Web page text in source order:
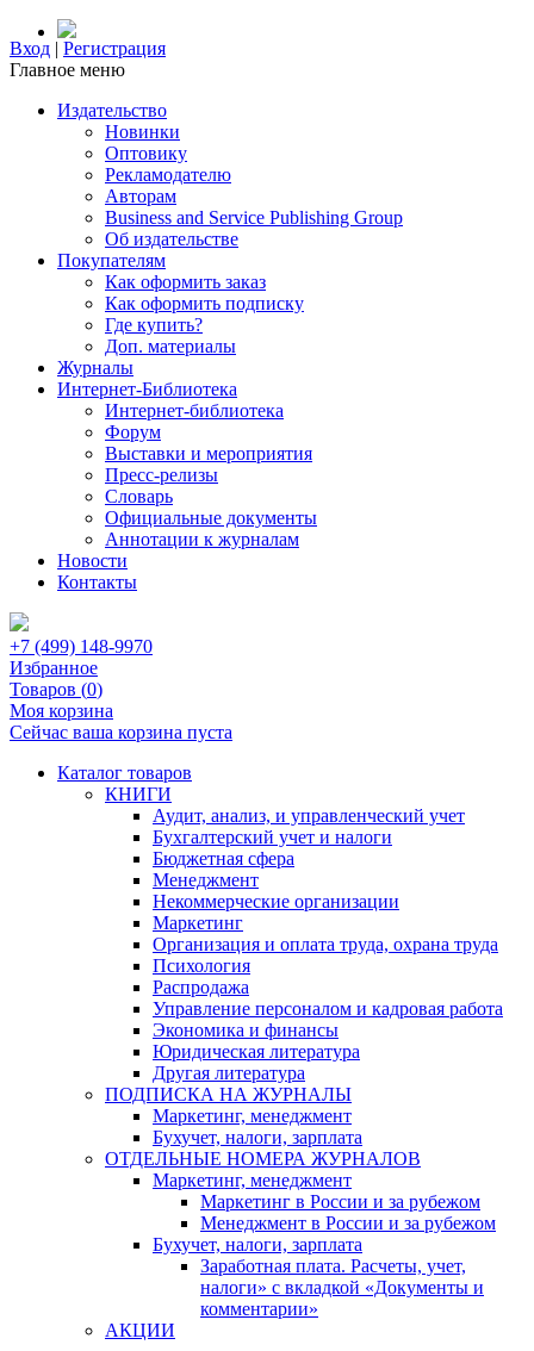
Вход | Регистрация
Главное меню
Издательство
Новинки
Оптовику
Рекламодателю
Авторам
Business and Service Publishing Group
Об издательстве
Покупателям
Как оформить заказ
Как оформить подписку
Где купить?
Доп. материалы
Журналы
Интернет-Библиотека
Интернет-библиотека
Форум
Выставки и мероприятия
Пресс-релизы
Словарь
Официальные документы
Аннотации к журналам
Новости
Контакты
+7 (499) 148-9970
Избранное
Товаров (0)
Моя корзина
Сейчас ваша корзина пуста
Каталог товаров
КНИГИ
Аудит, анализ, и управленческий учет
Бухгалтерский учет и налоги
Бюджетная сфера
Менеджмент
Некоммерческие организации
Маркетинг
Организация и оплата труда, охрана труда
Психология
Распродажа
Управление персоналом и кадровая работа
Экономика и финансы
Юридическая литература
Другая литература
ПОДПИСКА НА ЖУРНАЛЫ
Маркетинг, менеджмент
Бухучет, налоги, зарплата
ОТДЕЛЬНЫЕ НОМЕРА ЖУРНАЛОВ
Маркетинг, менеджмент
Маркетинг в России и за рубежом
Менеджмент в России и за рубежом
Бухучет, налоги, зарплата
Заработная плата. Расчеты, учет,
налоги» с вкладкой «Документы и
комментарии»
АКЦИИ